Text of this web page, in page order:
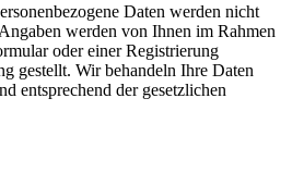
Daten werden nicht
werden von Ihnen im Rahmen
oder einer Registrierung
gestellt. Wir behandeln Ihre Daten
entsprechend der gesetzlichen